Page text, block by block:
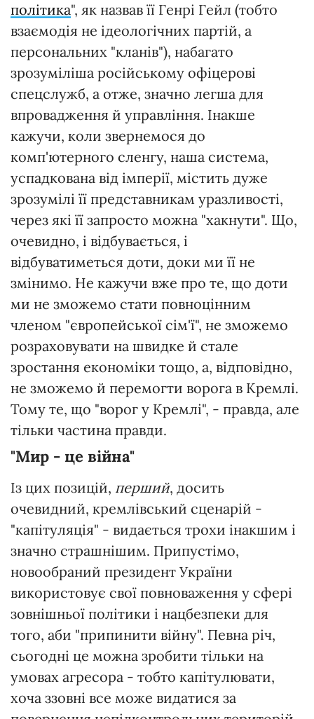
політика", як назвав її Генрі Гейл (тобто
взаємодія не ідеологічних партій, а
персональних "кланів"), набагато
зрозуміліша російському офіцерові
спецслужб, а отже, значно легша для
впровадження й управління. Інакше
кажучи, коли звернемося до
комп'ютерного сленгу, наша система,
успадкована від імперії, містить дуже
зрозумілі її представникам уразливості,
через які її запросто можна "хакнути". Що,
очевидно, і відбувається, і
відбуватиметься доти, доки ми її не
змінимо. Не кажучи вже про те, що доти
ми не зможемо стати повноцінним
членом "європейської сім'ї", не зможемо
розраховувати на швидке й стале
зростання економіки тощо, а, відповідно,
не зможемо й перемогти ворога в Кремлі.
Тому те, що "ворог у Кремлі", - правда, але
тільки частина правди.
"Мир - це війна"
Із цих позицій, перший, досить
очевидний, кремлівський сценарій -
"капітуляція" - видається трохи інакшим і
значно страшнішим. Припустімо,
новообраний президент України
використовує свої повноваження у сфері
зовнішньої політики і нацбезпеки для
того, аби "припинити війну". Певна річ,
сьогодні це можна зробити тільки на
умовах агресора - тобто капітулювати,
хоча ззовні все може видатися за